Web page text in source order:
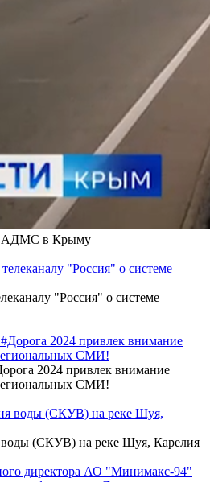
АДМС в Крыму
"Россия" о системе
2024 привлек внимание
СМИ!
воды (СКУВ) на реке Шуя, Карелия